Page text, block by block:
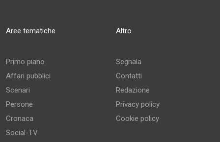
Aree tematiche
Primo piano
Affari pubblici
Scenari
Persone
Cronaca
Social-TV
Altro
Segnala
Contatti
Redazione
Privacy policy
Cookie policy